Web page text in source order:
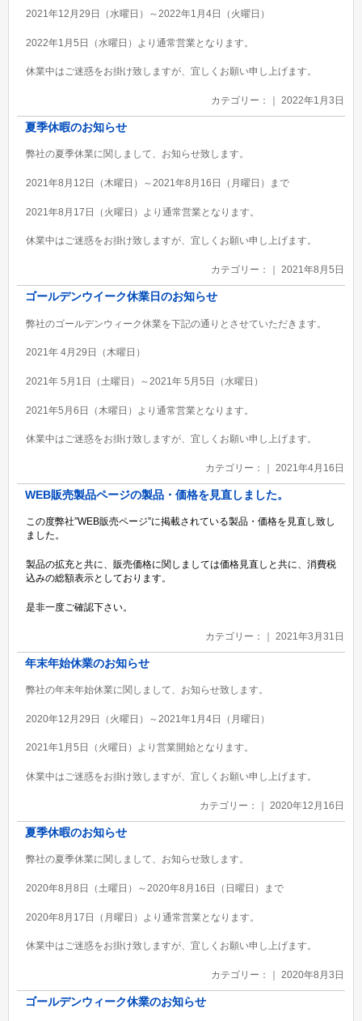
2021年12月29日（水曜日）～2022年1月4日（火曜日）
2022年1月5日（水曜日）より通常営業となります。
休業中はご迷惑をお掛け致しますが、宜しくお願い申し上げます。
カテゴリー：｜ 2022年1月3日
夏季休暇のお知らせ
弊社の夏季休業に関しまして、お知らせ致します。
2021年8月12日（木曜日）～2021年8月16日（月曜日）まで
2021年8月17日（火曜日）より通常営業となります。
休業中はご迷惑をお掛け致しますが、宜しくお願い申し上げます。
カテゴリー：｜ 2021年8月5日
ゴールデンウイーク休業日のお知らせ
弊社のゴールデンウィーク休業を下記の通りとさせていただきます。
2021年 4月29日（木曜日）
2021年 5月1日（土曜日）～2021年 5月5日（水曜日）
2021年5月6日（木曜日）より通常営業となります。
休業中はご迷惑をお掛け致しますが、宜しくお願い申し上げます。
カテゴリー：｜ 2021年4月16日
WEB販売製品ページの製品・価格を見直しました。
この度弊社”WEB販売ページ”に掲載されている製品・価格を見直し致し
ました。
製品の拡充と共に、販売価格に関しましては価格見直しと共に、消費税
込みの総額表示としております。
是非一度ご確認下さい。
カテゴリー：｜ 2021年3月31日
年末年始休業のお知らせ
弊社の年末年始休業に関しまして、お知らせ致します。
2020年12月29日（火曜日）～2021年1月4日（月曜日）
2021年1月5日（火曜日）より営業開始となります。
休業中はご迷惑をお掛け致しますが、宜しくお願い申し上げます。
カテゴリー：｜ 2020年12月16日
夏季休暇のお知らせ
弊社の夏季休業に関しまして、お知らせ致します。
2020年8月8日（土曜日）～2020年8月16日（日曜日）まで
2020年8月17日（月曜日）より通常営業となります。
休業中はご迷惑をお掛け致しますが、宜しくお願い申し上げます。
カテゴリー：｜ 2020年8月3日
ゴールデンウィーク休業のお知らせ